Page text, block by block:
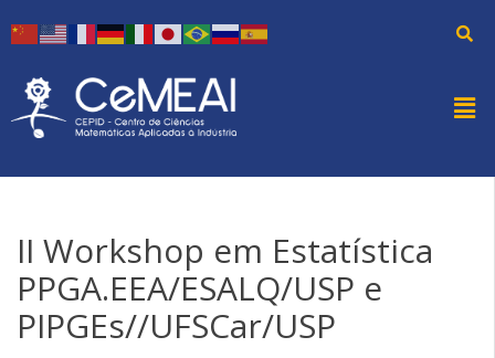
II Workshop em Estatística
PPGA.EEA/ESALQ/USP e
PIPGEs//UFSCar/USP